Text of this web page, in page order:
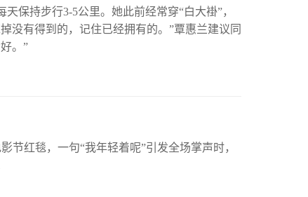
保持步行3-5公里。她此前经常穿“白大褂”，
没有得到的，记住已经拥有的。”覃惠兰建议同
。”
节红毯，一句“我年轻着呢”引发全场掌声时，